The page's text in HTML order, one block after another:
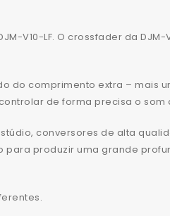
V10-LF. O crossfader da DJM-
do comprimento extra – mais
de forma precisa o som
conversores de alta
para produzir uma grande